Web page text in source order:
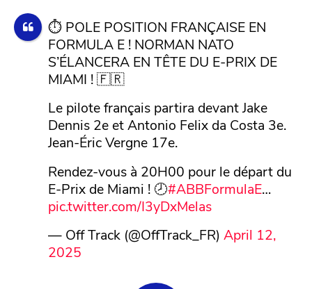
⏱️ POLE POSITION FRANÇAISE EN
FORMULA E ! NORMAN NATO
S’ÉLANCERA EN TÊTE DU E-PRIX DE
MIAMI ! 🇫🇷
Le pilote français partira devant Jake
Dennis 2e et Antonio Felix da Costa 3e.
Jean-Éric Vergne 17e.
Rendez-vous à 20H00 pour le départ du
E-Prix de Miami ! 🕗#ABBFormulaE…
pic.twitter.com/I3yDxMelas
— Off Track (@OffTrack_FR) April 12,
2025